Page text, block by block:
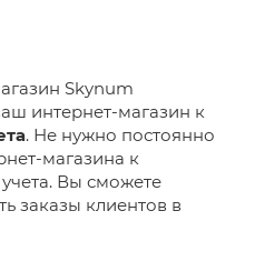
Skynum
интернет-магазин к
. Не нужно постоянно
магазина к
Вы сможете
заказы клиентов в